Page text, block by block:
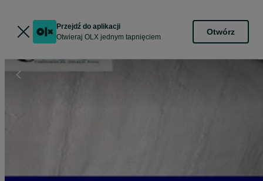
Przejdź do aplikacji
Otwieraj OLX jednym tapnięciem
Otwórz